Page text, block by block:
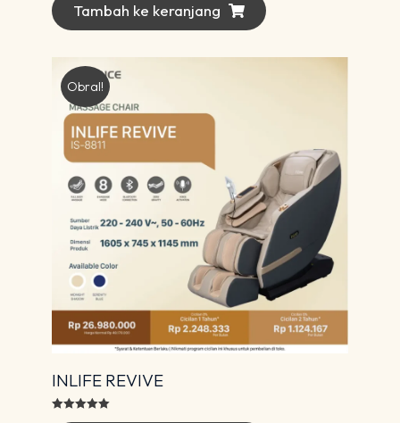
Tambah ke keranjang
Obral!
INLIFE REVIVE